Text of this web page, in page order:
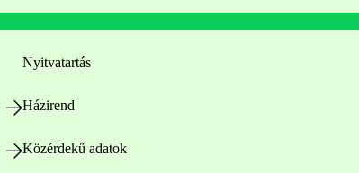
Nyitvatartás
Házirend
Közérdekű adatok